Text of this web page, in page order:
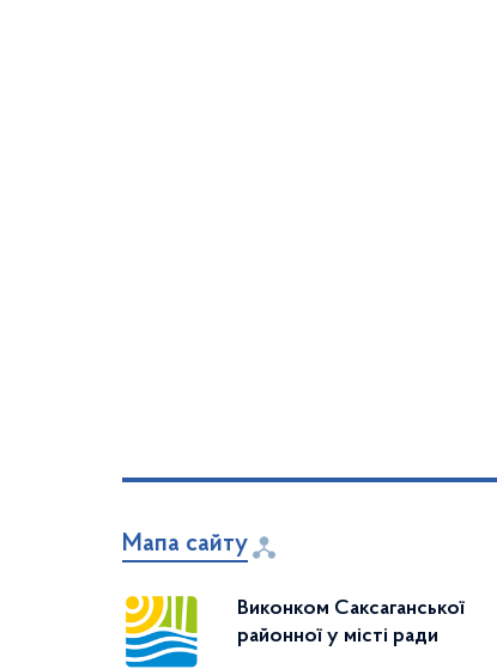
Мапа сайту
Виконком Саксаганської
районної у місті ради